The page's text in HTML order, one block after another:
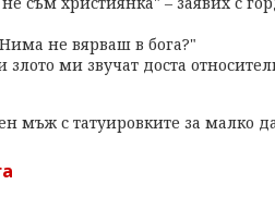
не вярваш в бога?"
ми звучат доста
мъж с татуировките за малко